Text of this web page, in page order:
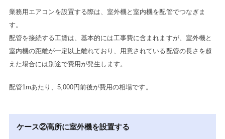
業務用エアコンを設置する際は、室外機と室内機を配管でつなぎま
す。
配管を接続する工賃は、基本的には工事費に含まれますが、室外機と
室内機の距離が一定以上離れており、用意されている配管の長さを超
えた場合には別途で費用が発生します。
配管1mあたり、5,000円前後が費用の相場です。
ケース②高所に室外機を設置する